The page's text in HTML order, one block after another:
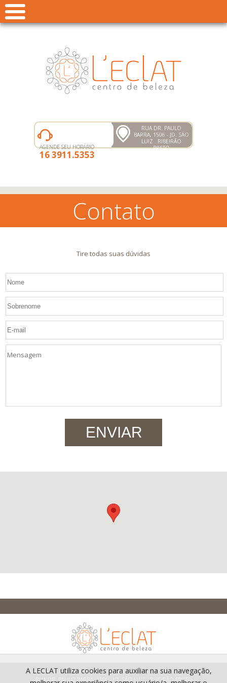
AGENDE SEU HORÁRIO
16 3911.5353
RUA DR. PAULO
BARRA, 1506 - JD. SÃO
LUIZ . RIBEIRÃO
PRETO
Contato
Tire todas suas dúvidas
RUA DR. PAULO BARRA, 1506 - JD. SÃO LUIZ . RIBEIRÃO PRETO
A LECLAT utiliza cookies para auxiliar na sua navegação,